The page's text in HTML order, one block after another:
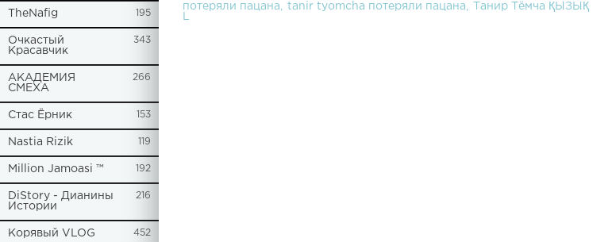
TheNafig 195
Очкастый
Красавчик
343
АКАДЕМИЯ
СМЕХА
266
Стас Ёрник 153
Nastia Rizik 119
Million Jamoasi ™ 192
DiStory - Дианины
Истории
216
Корявый VLOG 452
потеряли пацана
tanir tyomcha потеряли пацана
Танир Тёмча ҚЫЗЫҚ